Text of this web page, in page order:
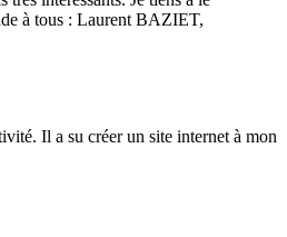
à tous : Laurent BAZIET,
Il a su créer un site internet à mon